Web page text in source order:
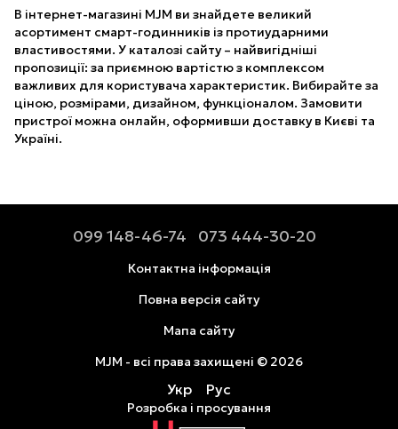
В інтернет-магазині MJM ви знайдете великий
асортимент смарт-годинників із протиударними
властивостями. У каталозі сайту – найвигідніші
пропозиції: за приємною вартістю з комплексом
важливих для користувача характеристик. Вибирайте за
ціною, розмірами, дизайном, функціоналом. Замовити
пристрої можна онлайн, оформивши доставку в Києві та
Україні.
099 148-46-74 073 444-30-20
Контактна інформація
Повна версія сайту
Мапа сайту
MJM - всі права захищені © 2026
Укр Рус
Розробка і просування